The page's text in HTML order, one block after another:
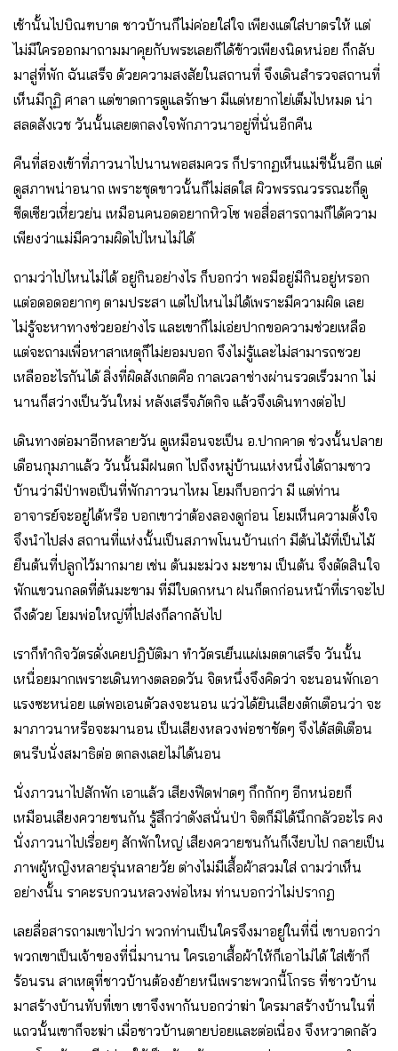
เช้านั้นไปบิณฑบาต ชาวบ้านก็ไม่ค่อยใส่ใจ เพียงแต่ใส่บาตรให้ แต่
ไม่มีใครออกมาถามมาคุยกับพระเลยก็ได้ข้าวเพียงนิดหน่อย ก็กลับ
มาสู่ที่พัก ฉันเสร็จ ด้วยความสงสัยในสถานที่ จึงเดินสำรวจสถานที่
เห็นมีกุฏิ ศาลา แต่ขาดการดูแลรักษา มีแต่หยากไย่เต็มไปหมด น่า
สลดสังเวช วันนั้นเลยตกลงใจพักภาวนาอยู่ที่นั่นอีกคืน
คืนที่สองเข้าที่ภาวนาไปนานพอสมควร ก็ปรากฏเห็นแม่ชีนั้นอีก แต่
ดูสภาพน่าอนาถ เพราะชุดขาวนั้นก็ไม่สดใส ผิวพรรณวรรณะก็ดู
ซีดเซียวเหี่ยวย่น เหมือนคนอดอยากหิวโซ พอสื่อสารถามก็ได้ความ
เพียงว่าแม่มีความผิดไปไหนไม่ได้
ถามว่าไปไหนไม่ได้ อยู่กินอย่างไร ก็บอกว่า พอมีอยู่มีกินอยู่หรอก
แต่อดอดอยากๆ ตามประสา แต่ไปไหนไม่ได้เพราะมีความผิด เลย
ไม่รู้จะหาทางช่วยอย่างไร และเขาก็ไม่เอ่ยปากขอความช่วยเหลือ
แต่จะถามเพื่อหาสาเหตุก็ไม่ยอมบอก จึงไม่รู้และไม่สามารถชวย
เหลืออะไรกันได้ สิ่งที่ผิดสังเกตคือ กาลเวลาช่างผ่านรวดเร็วมาก ไม่
นานก็สว่างเป็นวันใหม่ หลังเสร็จภัตกิจ แล้วจึงเดินทางต่อไป
เดินทางต่อมาอีกหลายวัน ดูเหมือนจะเป็น อ.ปากคาด ช่วงนั้นปลาย
เดือนกุมภาแล้ว วันนั้นมีฝนตก ไปถึงหมู่บ้านแห่งหนึ่งได้ถามชาว
บ้านว่ามีป่าพอเป็นที่พักภาวนาไหม โยมก็บอกว่า มี แต่ท่าน
อาจารย์จะอยู่ได้หรือ บอกเขาว่าต้องลองดูก่อน โยมเห็นความตั้งใจ
จึงนำไปส่ง สถานที่แห่งนั้นเป็นสภาพโนนบ้านเก่า มีต้นไม้ที่เป็นไม้
ยืนต้นที่ปลูกไว้มากมาย เช่น ต้นมะม่วง มะขาม เป็นต้น จึงตัดสินใจ
พักแขวนกลดที่ต้นมะขาม ที่มีใบดกหนา ฝนก็ตกก่อนหน้าที่เราจะไป
ถึงด้วย โยมพ่อใหญ่ที่ไปส่งก็ลากลับไป
เราก็ทำกิจวัตรดั่งเคยปฏิบัติมา ทำวัตรเย็นแผ่เมตตาเสร็จ วันนั้น
เหนื่อยมากเพราะเดินทางตลอดวัน จิตหนึ่งจึงคิดว่า จะนอนพักเอา
แรงซะหน่อย แต่พอเอนตัวลงจะนอน แว่วได้ยินเสียงตักเตือนว่า จะ
มาภาวนาหรือจะมานอน เป็นเสียงหลวงพ่อชาชัดๆ จึงได้สติเตือน
ตนรีบนั่งสมาธิต่อ ตกลงเลยไม่ได้นอน
นั่งภาวนาไปสักพัก เอาแล้ว เสียงฟืดฟาดๆ กึกกักๆ อีกหน่อยก็
เหมือนเสียงควายชนกัน รู้สึกว่าดังสนั่นป่า จิตก็มิได้นึกกลัวอะไร คง
นั่งภาวนาไปเรื่อยๆ สักพักใหญ่ เสียงควายชนกันก็เงียบไป กลายเป็น
ภาพผู้หญิงหลายรุ่นหลายวัย ต่างไม่มีเสื้อผ้าสวมใส่ ถามว่าเห็น
อย่างนั้น ราคะรบกวนหลวงพ่อไหม ท่านบอกว่าไม่ปรากฏ
เลยลื่อสารถามเขาไปว่า พวกท่านเป็นใครจึงมาอยู่ในที่นี่ เขาบอกว่า
พวกเขาเป็นเจ้าของที่นี่มานาน ใครเอาเสื้อผ้าให้ก็เอาไม่ได้ ใส่เข้าก็
ร้อนรน สาเหตุที่ชาวบ้านต้องย้ายหนีเพราะพวกนี้โกรธ ที่ชาวบ้าน
มาสร้างบ้านทับที่เขา เขาจึงพากันบอกว่าฆ่า ใครมาสร้างบ้านในที่
แถวนั้นเขาก็จะฆ่า เมื่อชาวบ้านตายบ่อยและต่อเนื่อง จึงหวาดกลัว